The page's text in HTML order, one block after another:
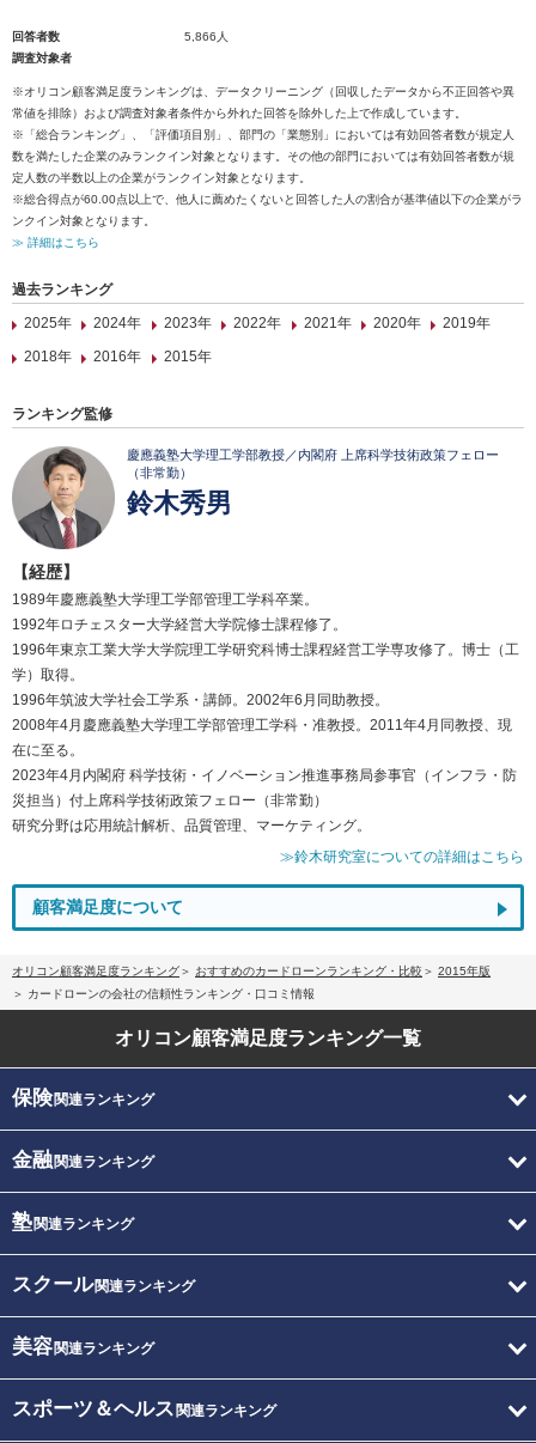
回答者数
5,866人
調査対象者
※オリコン顧客満足度ランキングは、データクリーニング（回収したデータから不正回答や異
常値を排除）および調査対象者条件から外れた回答を除外した上で作成しています。
※「総合ランキング」、「評価項目別」、部門の「業態別」においては有効回答者数が規定人
数を満たした企業のみランクイン対象となります。その他の部門においては有効回答者数が規
定人数の半数以上の企業がランクイン対象となります。
※総合得点が60.00点以上で、他人に薦めたくないと回答した人の割合が基準値以下の企業がラ
ンクイン対象となります。
≫ 詳細はこちら
過去ランキング
2025年
2024年 2023年 2022年 2021年 2020年
2019年
2018年
2016年 2015年
ランキング監修
慶應義塾大学理工学部教授／内閣府 上席科学技術政策フェロー
（非常勤）
鈴木秀男
【経歴】
1989年慶應義塾大学理工学部管理工学科卒業。
1992年ロチェスター大学経営大学院修士課程修了。
1996年東京工業大学大学院理工学研究科博士課程経営工学専攻修了。博士（工
学）取得。
1996年筑波大学社会工学系・講師。2002年6月同助教授。
2008年4月慶應義塾大学理工学部管理工学科・准教授。2011年4月同教授、現
在に至る。
2023年4月内閣府 科学技術・イノベーション推進事務局参事官（インフラ・防
災担当）付上席科学技術政策フェロー（非常勤）
研究分野は応用統計解析、品質管理、マーケティング。
≫鈴木研究室についての詳細はこちら
顧客満足度について
オリコン顧客満足度ランキング おすすめのカードローンランキング・比較
2015年版
カードローンの会社の信頼性ランキング・口コミ情報
オリコン顧客満足度ランキング一覧
保険関連ランキング
金融関連ランキング
塾関連ランキング
スクール関連ランキング
美容関連ランキング
スポーツ＆ヘルス 関連ランキング